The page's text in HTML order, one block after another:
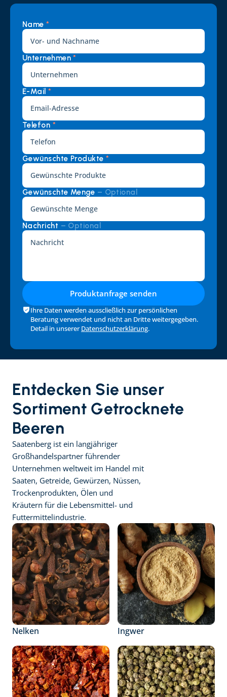
Name *
Unternehmen *
E-Mail *
Telefon *
Gewünschte Produkte *
Gewünschte Menge – Optional
Nachricht – Optional
Produktanfrage senden
Ihre Daten werden ausscließlich zur persönlichen
Beratung verwendet und nicht an Dritte weitergegeben.
Detail in unserer Datenschutzerklärung.
Entdecken Sie unser
Sortiment Getrocknete
Beeren
Saatenberg ist ein langjähriger
Großhandelspartner führender
Unternehmen weltweit im Handel mit
Saaten, Getreide, Gewürzen, Nüssen,
Trockenprodukten, Ölen und
Kräutern für die Lebensmittel- und
Futtermittelindustrie.
Nelken Ingwer